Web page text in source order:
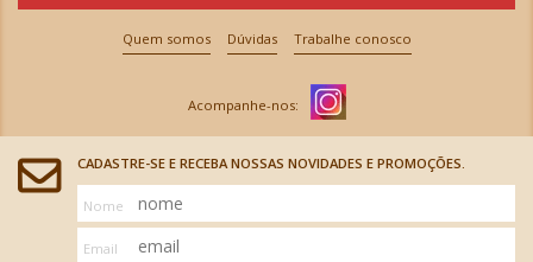
Quem somos Dúvidas Trabalhe conosco
CADASTRE-SE E RECEBA NOSSAS NOVIDADES E PROMOÇÕES.
Nome
Email